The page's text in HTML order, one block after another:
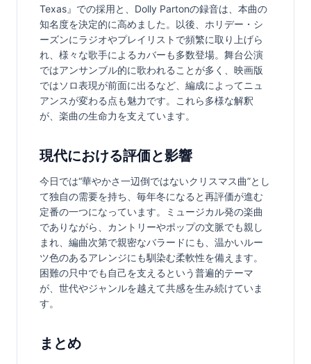
Texas』での採用と、Dolly Partonの録音は、本曲の
知名度を決定的に高めました。以後、ホリデー・シ
ーズンにラジオやプレイリストで頻繁に取り上げら
れ、様々な歌手によるカバーも多数登場。舞台公演
ではアンサンブル的に歌われることが多く、映画版
ではソロ表現が前面に出るなど、編成によってニュ
アンスが変わる点も魅力です。これら多様な解釈
が、楽曲の生命力を支えています。
現代における評価と影響
今日では“華やかさ一辺倒ではないクリスマス曲”とし
て独自の需要を持ち、毎年冬になると再評価が進む
定番の一つになっています。ミュージカル発の楽曲
でありながら、カントリーやポップの文脈でも親し
まれ、編曲次第で親密なバラードにも、温かいルー
ツ色のあるアレンジにも馴染む柔軟性を備えます。
困難の只中でも自己を支えるという普遍的テーマ
が、世代やジャンルを越えて共感を生み続けていま
す。
まとめ